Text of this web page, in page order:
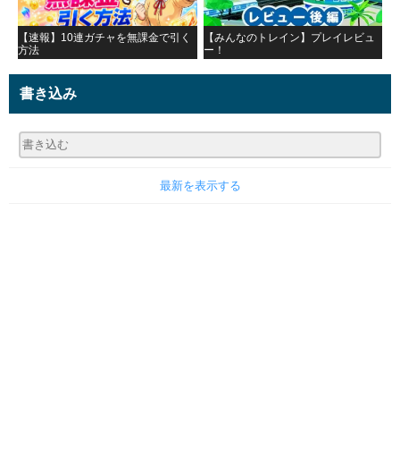
【速報】10連ガチャを無課金で引く
方法
【みんなのトレイン】プレイレビュ
ー！
書き込み
最新を表示する